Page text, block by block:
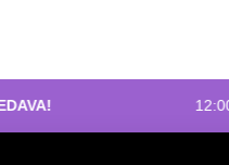
12:00'DEN